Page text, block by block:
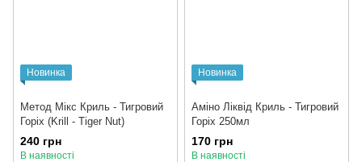
Новинка
Метод Мікс Криль - Тигровий
Горіх (Krill - Tiger Nut)
240 грн
В наявності
Новинка
Аміно Ліквід Криль - Тигровий
Горіх 250мл
170 грн
В наявності